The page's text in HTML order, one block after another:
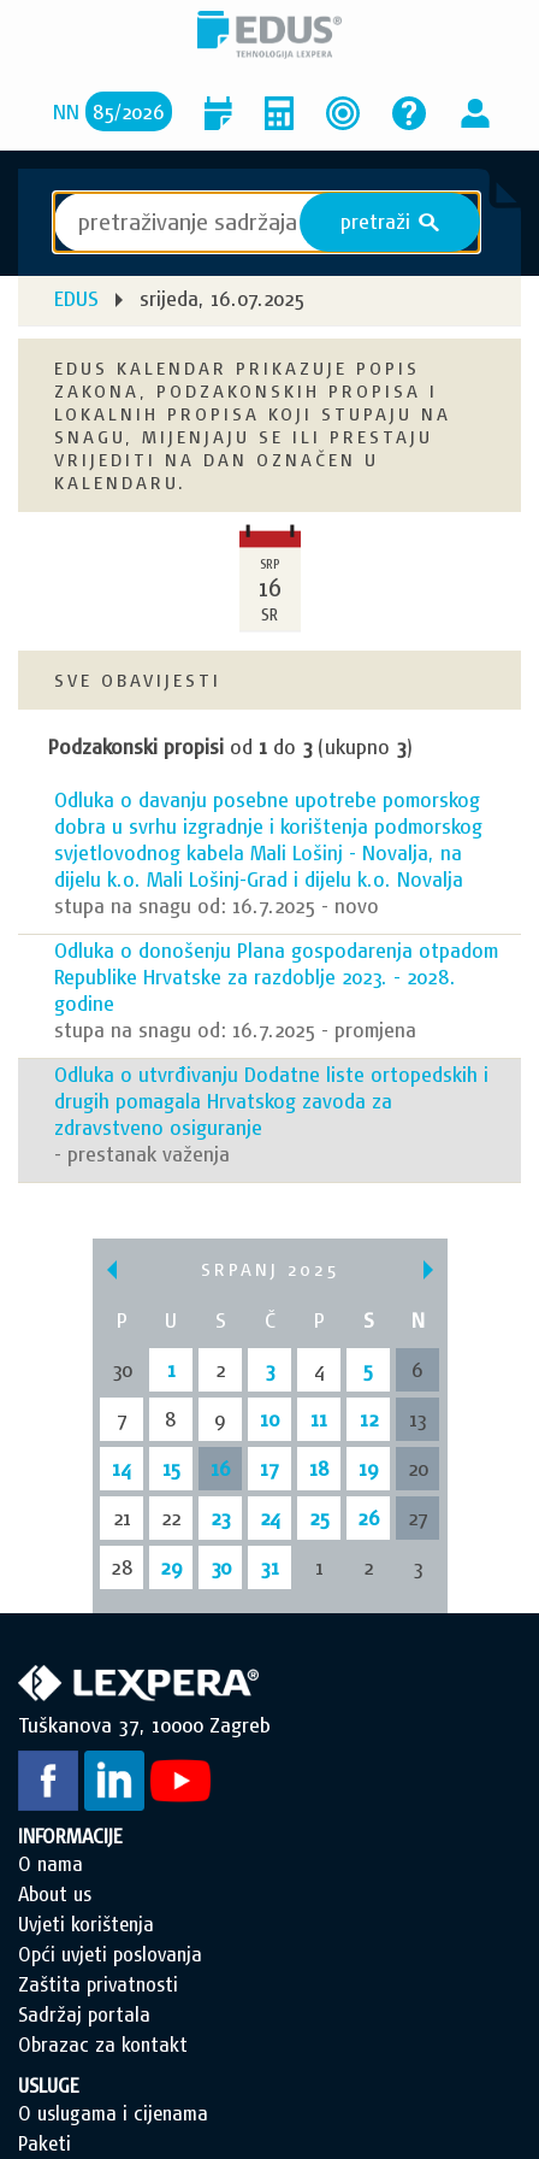
NN 85/2026
pretraži S
EDUS srijeda, 16.07.2025
EDUS KALENDAR PRIKAZUJE POPIS
ZAKONA, PODZAKONSKIH PROPISA I
LOKALNIH PROPISA KOJI STUPAJU NA
SNAGU, MIJENJAJU SE ILI PRESTAJU
VRIJEDITI NA DAN OZNAČEN U
KALENDARU.
SRP
16
SR
SVE OBAVIJESTI
Podzakonski propisi od 1 do 3(ukupno 3)
Odluka o davanju posebne upotrebe pomorskog
dobra u svrhu izgradnje i korištenja podmorskog
svjetlovodnog kabela Mali Lošinj - Novalja, na
dijelu k.o. Mali Lošinj-Grad i dijelu k.o. Novalja
stupa na snagu od: 16.7.2025 - novo
Odluka o donošenju Plana gospodarenja otpadom
Republike Hrvatske za razdoblje 2023. - 2028.
godine
stupa na snagu od: 16.7.2025 - promjena
Odluka o utvrđivanju Dodatne liste ortopedskih i
drugih pomagala Hrvatskog zavoda za
zdravstveno osiguranje
- prestanak važenja
SRPANJ 2025
P U S Č P S
N
30
1 2 3 4 5
6
7
8 9 10 11 12
13
14
15 16 17 18 19
20
21
22 23 24 25 26
27
28
29 30 31 1 2 3
Tuškanova 37, 10000 Zagreb
INFORMACIJE
O nama
About us
Uvjeti korištenja
Opći uvjeti poslovanja
Zaštita privatnosti
Sadržaj portala
Obrazac za kontakt
USLUGE
O uslugama i cijenama
Paketi